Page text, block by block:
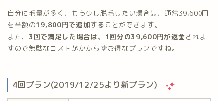
自分に毛量が多く、もう少し脱毛したい場合は、通常39,600円
を半額の19,800円で追加することができます。
また、 3回で満足した場合は、1回分の39,600円が返金されま
すので無駄なコストがかからずお得なプランですね。
4回プラン(2019/12/25より新プラン)